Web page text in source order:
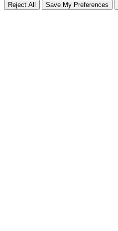
Reject All Save My Preferences